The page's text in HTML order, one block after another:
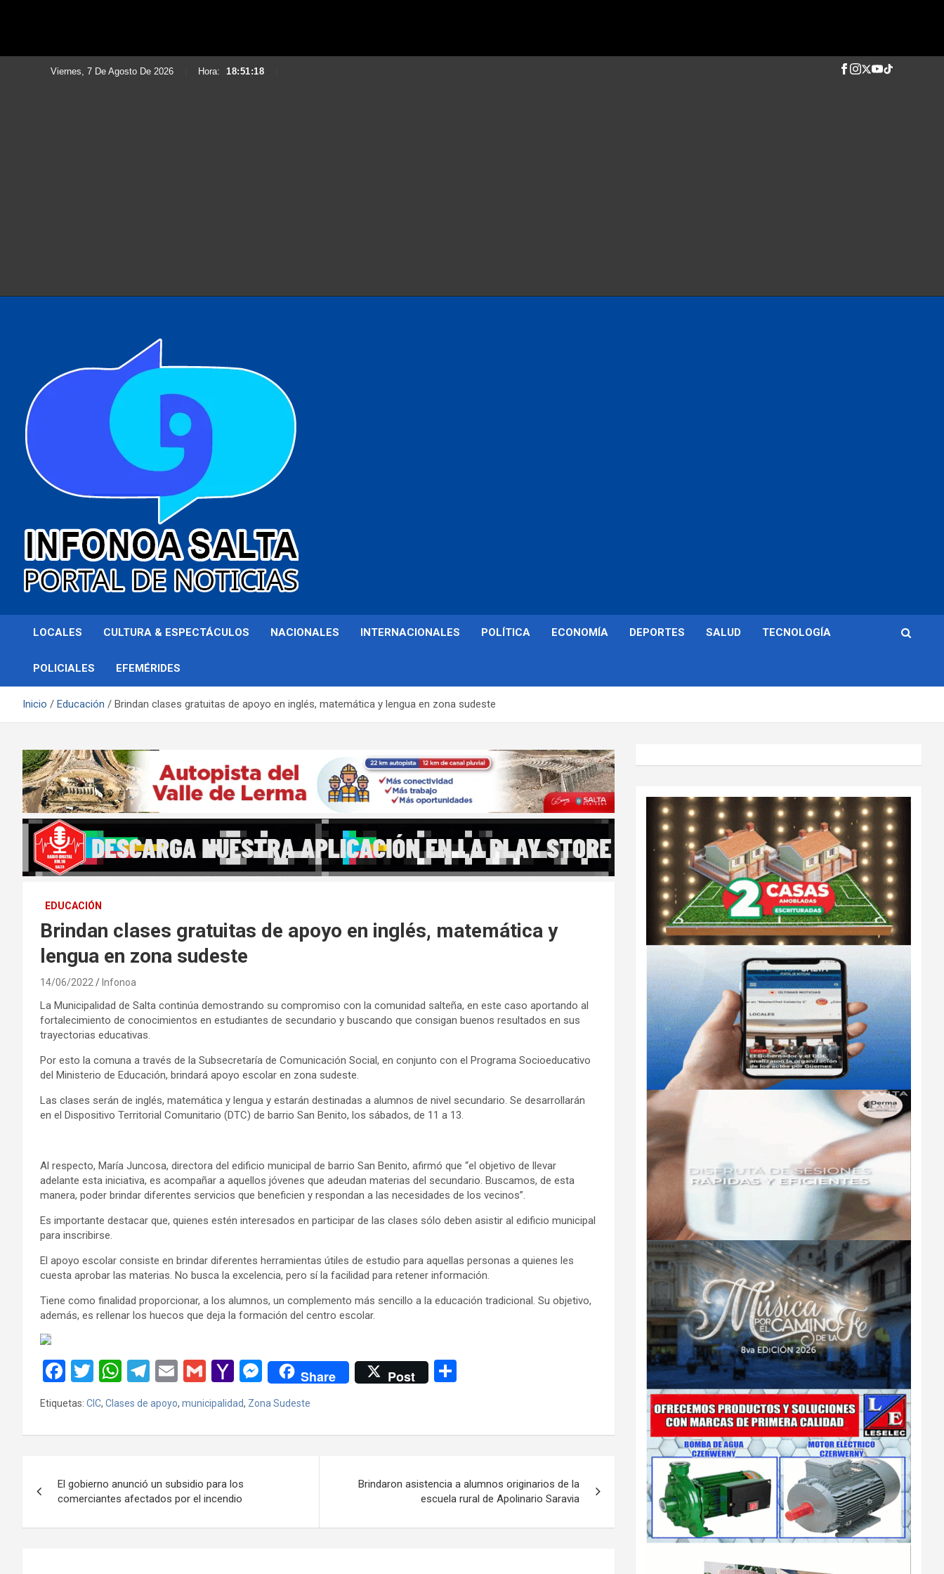
Viernes, 7 De Agosto De 2026 Hora: 18:51:19
Infonoa Salta
LOCALES CULTURA & ESPECTÁCULOS NACIONALES INTERNACIONALES POLÍTICA ECONOMÍA DEPORTES SALUD TECNOLOGÍA
POLICIALES EFEMÉRIDES
Inicio Educación Brindan clases gratuitas de apoyo en inglés, matemática y lengua en zona sudeste
EDUCACIÓN
Brindan clases gratuitas de apoyo en inglés, matemática y
lengua en zona sudeste
14/06/2022 Infonoa
La Municipalidad de Salta continúa demostrando su compromiso con la comunidad salteña, en este caso aportando al
fortalecimiento de conocimientos en estudiantes de secundario y buscando que consigan buenos resultados en sus
trayectorias educativas.
Por esto la comuna a través de la Subsecretaría de Comunicación Social, en conjunto con el Programa Socioeducativo
del Ministerio de Educación, brindará apoyo escolar en zona sudeste.
Las clases serán de inglés, matemática y lengua y estarán destinadas a alumnos de nivel secundario. Se desarrollarán
en el Dispositivo Territorial Comunitario (DTC) de barrio San Benito, los sábados, de 11 a 13.
Al respecto, María Juncosa, directora del edificio municipal de barrio San Benito, afirmó que “el objetivo de llevar
adelante esta iniciativa, es acompañar a aquellos jóvenes que adeudan materias del secundario. Buscamos, de esta
manera, poder brindar diferentes servicios que beneficien y respondan a las necesidades de los vecinos”.
Es importante destacar que, quienes estén interesados en participar de las clases sólo deben asistir al edificio municipal
para inscribirse.
El apoyo escolar consiste en brindar diferentes herramientas útiles de estudio para aquellas personas a quienes les
cuesta aprobar las materias. No busca la excelencia, pero sí la facilidad para retener información.
Tiene como finalidad proporcionar, a los alumnos, un complemento más sencillo a la educación tradicional. Su objetivo,
además, es rellenar los huecos que deja la formación del centro escolar.
F
a
ce
b
o
k
T
wi
tt
er
W
at
s
p
p
T
e
gr
m
E
ail
G
m
ail
Y
a
h
o
M
ail
M
es
se
n
Share Post
p
tir
Etiquetas: CIC, Clases de apoyo, municipalidad, Zona Sudeste
de
entradas
El gobierno anunció un subsidio para los
comerciantes afectados por el incendio
Brindaron asistencia a alumnos originarios de la
escuela rural de Apolinario Saravia